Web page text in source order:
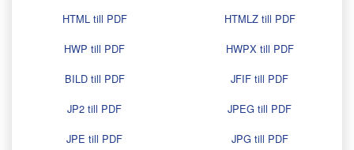
HTML till PDF
HTMLZ till PDF
HWP till PDF
HWPX till PDF
BILD till PDF
JFIF till PDF
JP2 till PDF
JPEG till PDF
JPE till PDF
JPG till PDF